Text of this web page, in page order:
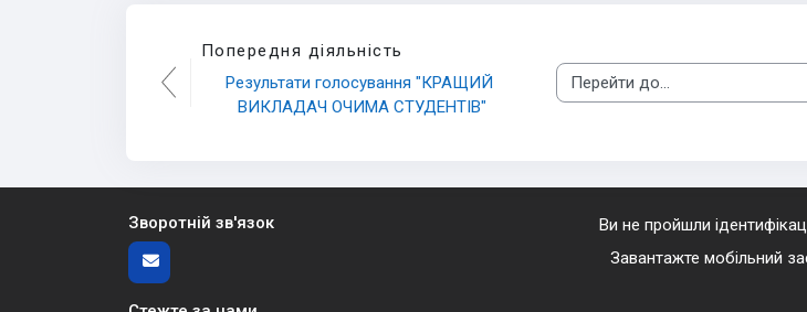
Попередня діяльність
Результати голосування "КРАЩИЙ
ВИКЛАДАЧ ОЧИМА СТУДЕНТІВ"
Перейти до...
Зворотній зв'язок Ви не пройшли
Завантажте мобільний